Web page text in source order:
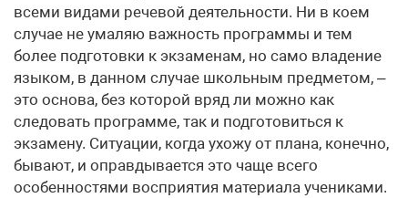
всеми видами речевой деятельности. Ни в коем
случае не умаляю важность программы и тем
более подготовки к экзаменам, но само владение
языком, в данном случае школьным предметом, –
это основа, без которой вряд ли можно как
следовать программе, так и подготовиться к
экзамену. Ситуации, когда ухожу от плана, конечно,
бывают, и оправдывается это чаще всего
особенностями восприятия материала учениками.